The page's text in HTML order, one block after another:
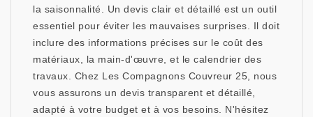
la saisonnalité. Un devis clair et détaillé est un outil
essentiel pour éviter les mauvaises surprises. Il doit
inclure des informations précises sur le coût des
matériaux, la main-d'œuvre, et le calendrier des
travaux. Chez Les Compagnons Couvreur 25, nous
vous assurons un devis transparent et détaillé,
adapté à votre budget et à vos besoins. N'hésitez